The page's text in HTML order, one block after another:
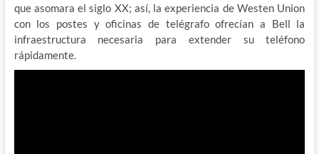
que asomara el siglo XX; así, la experiencia de Westen Union
con los postes y oficinas de telégrafo ofrecían a Bell la
infraestructura necesaria para extender su teléfono
rápidamente.